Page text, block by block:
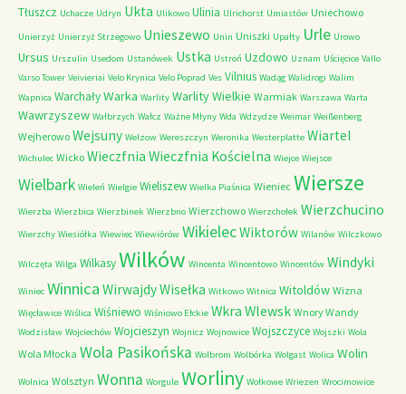
Tłuszcz Uchacze Udryn Ukta Ulikowo Ulinia Ulrichorst Umiastów Uniechowo
Unierzyż Unierzyż Strzegowo Unieszewo Unin Uniszki Upałty Urle Urowo
Ursus Urszulin Usedom Ustanówek Ustka Ustroń Uzdowo Uznam Uścięcice Vallo
Varso Tower Veivieriai Velo Krynica Velo Poprad Ves Vilnius Wadąg Walidrogi Walim
Wapnica WarchałyWarka Warlity Warlity Wielkie Warmiak Warszawa Warta
Wawrzyszew Wałbrzych Wałcz Ważne Młyny Wda Wdzydze Weimar Weißenberg
Wejherowo Wejsuny Welzow Wereszczyn Weronika Westerplatte Wiartel
Wichulec Wicko Wieczfnia Wieczfnia Kościelna Wiejce Wiejsce
Wielbark Wieleń Wielgie Wieliszew Wielka Piaśnica Wieniec Wiersze
Wierzba Wierzbica Wierzbinek Wierzbno Wierzchowo Wierzchołek Wierzchucino
Wierzchy Wiesiółka Wiewiec Wiewiórów WikielecWiktorów Wilanów Wilczkowo
Wilczęta Wilga WilkasyWilków Wincenta Wincentowo Wincentów Windyki
Winiec Winnica WirwajdyWisełka Witkowo Witnica Witoldów Wizna
Więcławice Wiślica Wiśniewo Wiśniowo Ełckie Wkra Wlewsk Wnory Wandy
Wodzisław Wojciechów Wojcieszyn Wojnicz Wojnowice Wojszczyce Wojszki Wola
Wola Młocka Wola Pasikońska Wolbrom Wolbórka Wolgast Wolica Wolin
Wolnica Wolsztyn Wonna Worgule Worliny Wołkowe Wriezen Wrocimowice